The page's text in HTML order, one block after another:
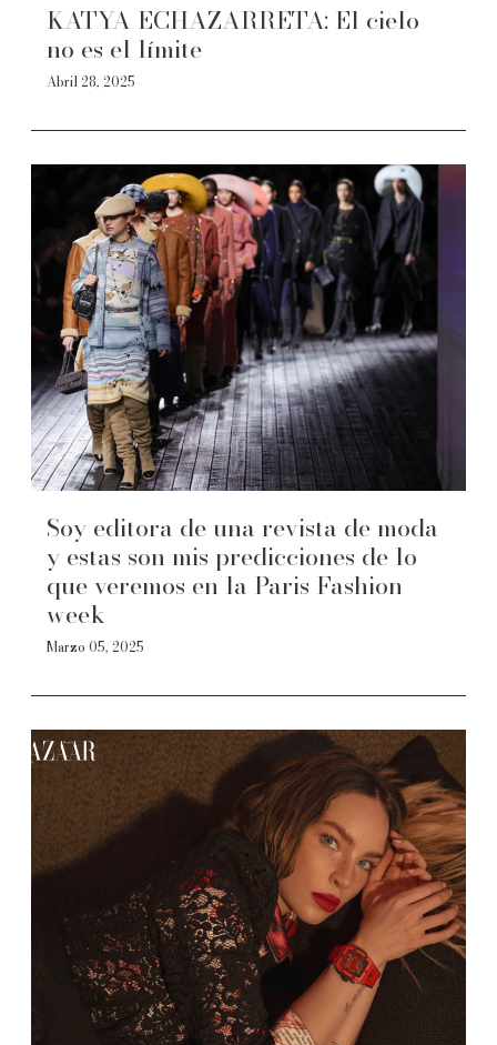
KATYA ECHAZARRETA: El cielo
no es el límite
Abril 28, 2025
Soy editora de una revista de moda
y estas son mis predicciones de lo
que veremos en la Paris Fashion
week
Marzo 05, 2025